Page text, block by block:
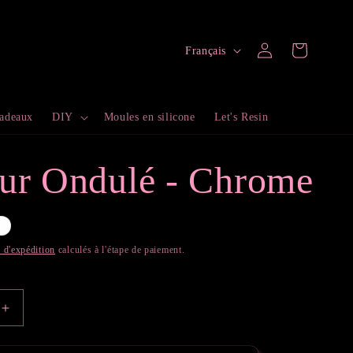
DIY Moules en silicone Let's Resin
L
e
Français Connexion Panier
Ondulé - Chrome
d'expédition calculés à l'étape de paiement.
Augmenter
la
quantité